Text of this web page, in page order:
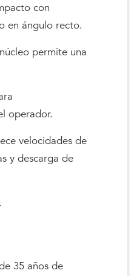
con
en ángulo recto.
permite una
operador.
velocidades de
y descarga de
35 años de